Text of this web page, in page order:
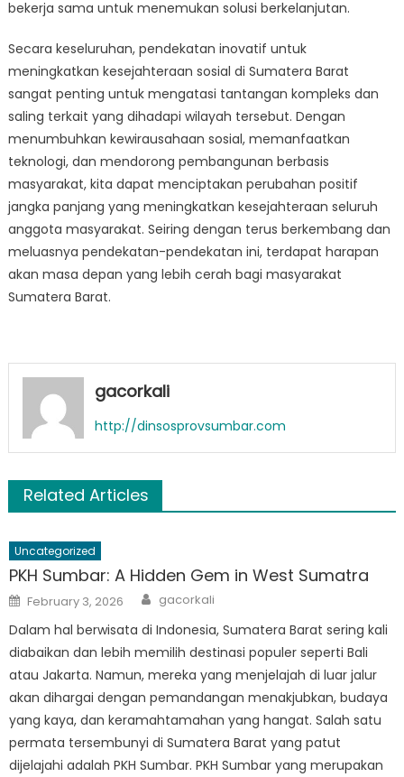
bekerja sama untuk menemukan solusi berkelanjutan.
Secara keseluruhan, pendekatan inovatif untuk
meningkatkan kesejahteraan sosial di Sumatera Barat
sangat penting untuk mengatasi tantangan kompleks dan
saling terkait yang dihadapi wilayah tersebut. Dengan
menumbuhkan kewirausahaan sosial, memanfaatkan
teknologi, dan mendorong pembangunan berbasis
masyarakat, kita dapat menciptakan perubahan positif
jangka panjang yang meningkatkan kesejahteraan seluruh
anggota masyarakat. Seiring dengan terus berkembang dan
meluasnya pendekatan-pendekatan ini, terdapat harapan
akan masa depan yang lebih cerah bagi masyarakat
Sumatera Barat.
gacorkali
http://dinsosprovsumbar.com
Related Articles
Uncategorized
PKH Sumbar: A Hidden Gem in West Sumatra
Posted
on
February 3, 2026 Author
gacorkali
Dalam hal berwisata di Indonesia, Sumatera Barat sering kali
diabaikan dan lebih memilih destinasi populer seperti Bali
atau Jakarta. Namun, mereka yang menjelajah di luar jalur
akan dihargai dengan pemandangan menakjubkan, budaya
yang kaya, dan keramahtamahan yang hangat. Salah satu
permata tersembunyi di Sumatera Barat yang patut
dijelajahi adalah PKH Sumbar. PKH Sumbar yang merupakan